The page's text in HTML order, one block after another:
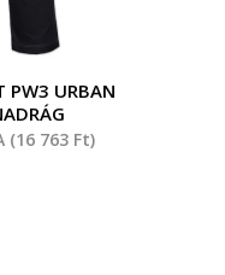
PW3 URBAN
(16 763 Ft)